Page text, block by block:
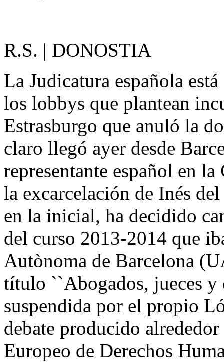
R.S. | DONOSTIA
La Judicatura española
los lobbys que plantean
Estrasburgo que anuló la
claro llegó ayer desde
representante español en
la excarcelación de Inés
en la inicial, ha decidido
del curso 2013-2014 que
Autònoma de Barcelona
título ``Abogados, jueces y
suspendida por el propio
debate producido
Europeo de Derechos